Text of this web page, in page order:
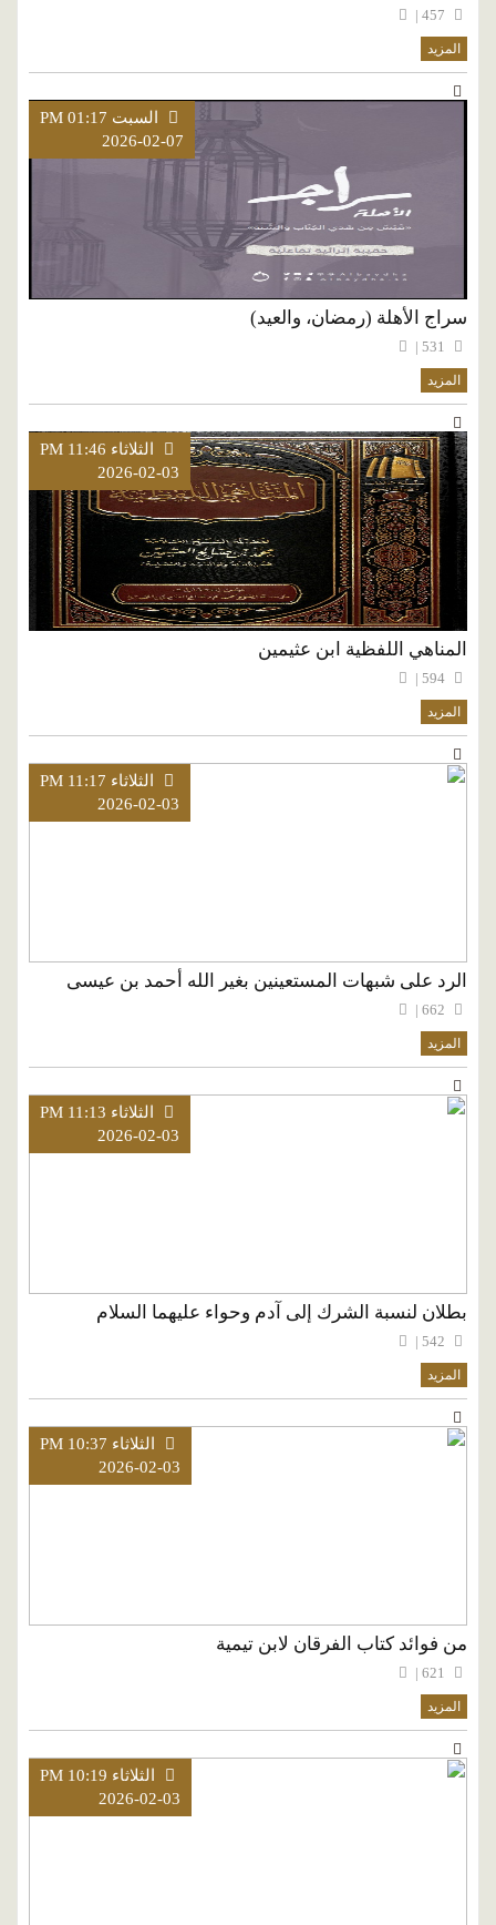
المزيد
السبت PM 01:17
2026-02-07
سراج الأهلة (رمضان، والعيد)
المزيد
الثلاثاء PM 11:46
2026-02-03
المناهي اللفظية ابن عثيمين
المزيد
الثلاثاء PM 11:17
2026-02-03
الرد على شبهات المستعينين بغير الله أحمد بن عيسى
المزيد
الثلاثاء PM 11:13
2026-02-03
بطلان لنسبة الشرك إلى آدم وحواء عليهما السلام
المزيد
الثلاثاء PM 10:37
2026-02-03
من فوائد كتاب الفرقان لابن تيمية
المزيد
الثلاثاء PM 10:19
2026-02-03